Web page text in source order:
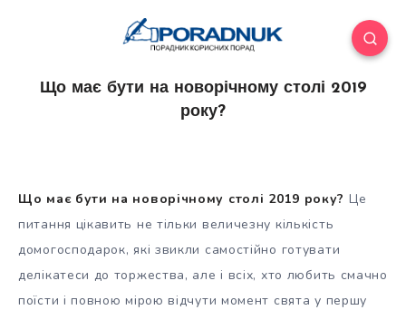
Що має бути на новорічному столі 2019
року?
Що має бути на новорічному столі 2019 року? Це
питання цікавить не тільки величезну кількість
домогосподарок, які звикли самостійно готувати
делікатеси до торжества, але і всіх, хто любить смачно
поїсти і повною мірою відчути момент свята у першу